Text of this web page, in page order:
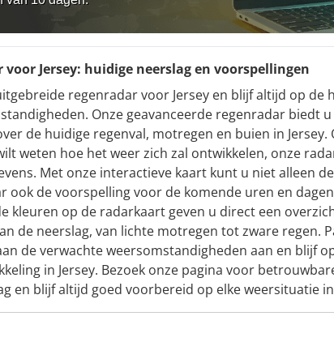
voor Jersey: huidige neerslag en voorspellingen
regenradar voor Jersey en blijf altijd op de
Onze geavanceerde regenradar biedt
de huidige regenval, motregen en buien in Jersey.
weten hoe het weer zich zal ontwikkelen, onze
Met onze interactieve kaart kunt u niet alleen
ook de voorspelling voor de komende uren en
kleuren op de radarkaart geven u direct een
de neerslag, van lichte motregen tot zware regen.
de verwachte weersomstandigheden aan en blijf
in Jersey. Bezoek onze pagina voor
en blijf altijd goed voorbereid op elke weersituatie in